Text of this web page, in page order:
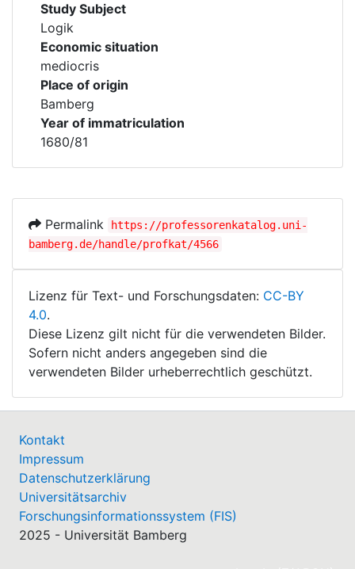
Study Subject
Logik
Economic situation
mediocris
Place of origin
Bamberg
Year of immatriculation
1680/81
Permalink
https://professorenkatalog.uni-
bamberg.de/handle/profkat/4566
Lizenz für Text- und Forschungsdaten: CC-BY
4.0.
Diese Lizenz gilt nicht für die verwendeten Bilder.
Sofern nicht anders angegeben sind die
verwendeten Bilder urheberrechtlich geschützt.
Kontakt
Impressum
Datenschutzerklärung
Universitätsarchiv
Forschungsinformationssystem (FIS)
2025 - Universität Bamberg